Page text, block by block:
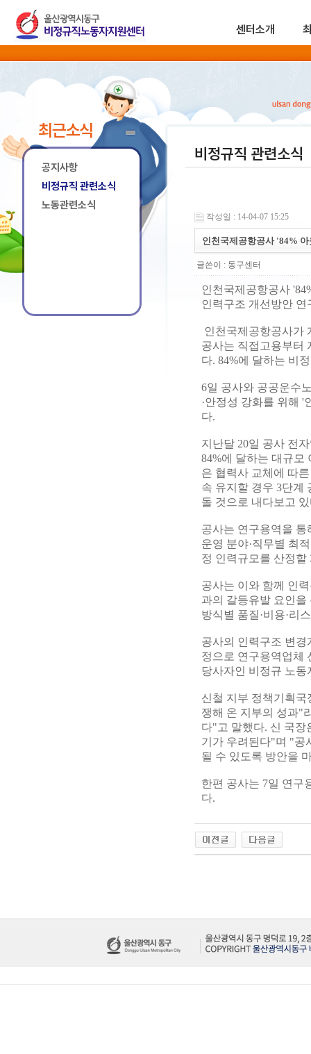
센터소개
최근소식
공지사항
비정규직 관련소식
노동관련소식
비정규직 관련소식
작성일 : 14-04-07 15:25
인천국제공항공사 '84%
글쓴이 : 동구센터
인천국제공항공사
인력구조 개선방안
인천국제공항공사가
공사는 직접고용부터
다. 84%에 달하는 비
6일 공사와 공공운수
·안정성 강화를 위해
다.
지난달 20일 공사 전
84%에 달하는 대규모
은 협력사 교체에 따
속 유지할 경우 3단계
돌 것으로 내다보고
공사는 연구용역을
운영 분야·직무별 최
정 인력규모를 산정할
공사는 이와 함께 인
과의 갈등유발 요인
방식별 품질·비용·리
공사의 인력구조 변
정으로 연구용역업체
당사자인 비정규 노
신철 지부 정책기획
쟁해 온 지부의 성과"
다"고 말했다. 신 국장
기가 우려된다"며 "공
될 수 있도록 방안을
한편 공사는 7일 연구
다.